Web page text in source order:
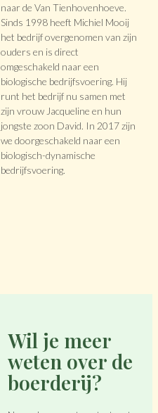
naar de Van Tienhovenhoeve.
Sinds 1998 heeft Michiel Mooij
het bedrijf overgenomen van zijn
ouders en is direct
omgeschakeld naar een
biologische bedrijfsvoering. Hij
runt het bedrijf nu samen met
zijn vrouw Jacqueline en hun
jongste zoon David. In 2017 zijn
we doorgeschakeld naar een
biologisch-dynamische
bedrijfsvoering.
Wil je meer
weten over de
boerderij?